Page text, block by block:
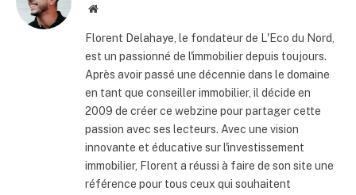
Site
Florent Delahaye, le fondateur de L'Eco du Nord,
est un passionné de l'immobilier depuis toujours.
Après avoir passé une décennie dans le domaine
en tant que conseiller immobilier, il décide en
2009 de créer ce webzine pour partager cette
passion avec ses lecteurs. Avec une vision
innovante et éducative sur l'investissement
immobilier, Florent a réussi à faire de son site une
référence pour tous ceux qui souhaitent